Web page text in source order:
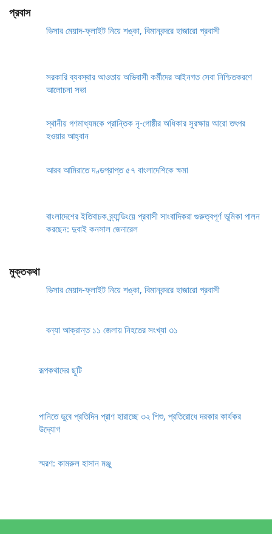
প্রবাস
ভিসার মেয়াদ-ফ্লাইট নিয়ে শঙ্কা, বিমানবন্দরে হাজারো প্রবাসী
সরকারি ব্যবস্থার আওতায় অভিবাসী কর্মীদের আইনগত সেবা নিশ্চিতকরণে
আলোচনা সভা
স্থানীয় গণমাধ্যমকে প্রান্তিক নৃ-গোষ্ঠীর অধিকার সুরক্ষায় আরো তৎপর
হওয়ার আহ্বান
আরব আমিরাতে দণ্ডপ্রাপ্ত ৫৭ বাংলাদেশিকে ক্ষমা
বাংলাদেশের ইতিবাচক ব্র্যান্ডিংয়ে প্রবাসী সাংবাদিকরা গুরুত্বপূর্ণ ভূমিকা পালন
করছেন: দুবাই কনসাল জেনারেল
মুক্তকথা
ভিসার মেয়াদ-ফ্লাইট নিয়ে শঙ্কা, বিমানবন্দরে হাজারো প্রবাসী
বন্যা আক্রান্ত ১১ জেলায় নিহতের সংখ্যা ৩১
রূপকথাদের ছুটি
পানিতে ডুবে প্রতিদিন প্রাণ হারাচ্ছে ৩২ শিশু, প্রতিরোধে দরকার কার্যকর
উদ্যোগ
স্মরণ: কামরুল হাসান মঞ্জু